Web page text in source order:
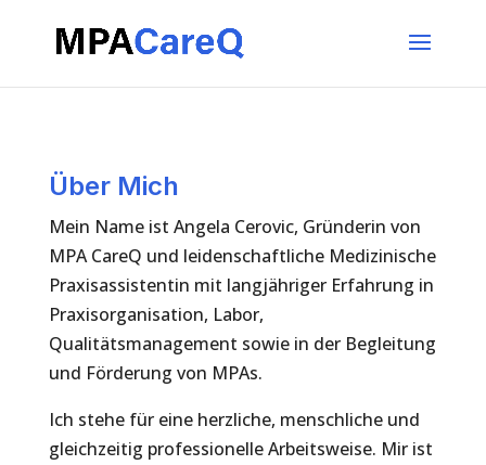
Über Mich
Mein Name ist Angela Cerovic, Gründerin von
MPA CareQ und leidenschaftliche Medizinische
Praxisassistentin mit langjähriger Erfahrung in
Praxisorganisation, Labor,
Qualitätsmanagement sowie in der Begleitung
und Förderung von MPAs.
Ich stehe für eine herzliche, menschliche und
gleichzeitig professionelle Arbeitsweise. Mir ist